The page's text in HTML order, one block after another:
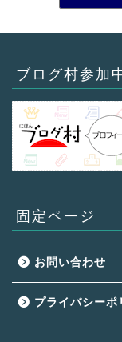
ブログ村参加
固定ページ
お問い合わせ
プライバシーポ